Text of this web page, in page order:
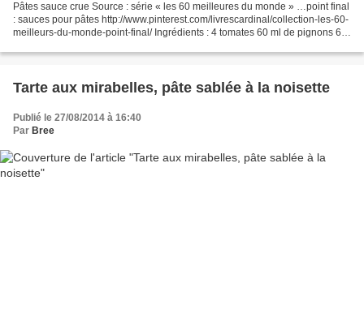
Pâtes sauce crue Source : série « les 60 meilleures du monde » …point final
: sauces pour pâtes http://www.pinterest.com/livrescardinal/collection-les-60-
meilleurs-du-monde-point-final/ Ingrédients : 4 tomates 60 ml de pignons 60
Tarte aux mirabelles, pâte sablée à la noisette
Publié le 27/08/2014 à 16:40
Par Bree